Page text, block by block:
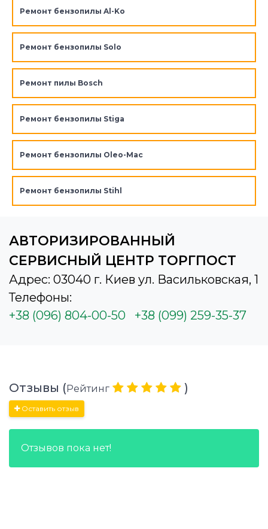
Ремонт бензопилы Al-Ko
Ремонт бензопилы Solo
Ремонт пилы Bosch
Ремонт бензопилы Stiga
Ремонт бензопилы Oleo-Mac
Ремонт бензопилы Stihl
АВТОРИЗИРОВАННЫЙ
СЕРВИСНЫЙ ЦЕНТР ТОРГПОСТ
Адрес: 03040 г. Киев ул. Васильковская, 1
Телефоны:
+38 (096) 804-00-50
+38 (099) 259-35-37
Отзывы (Рейтинг )
Оставить отзыв
Отзывов пока нет!